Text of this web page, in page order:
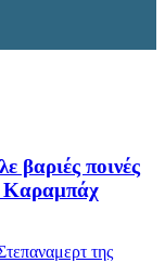
βαριές ποινές
Καραμπάχ